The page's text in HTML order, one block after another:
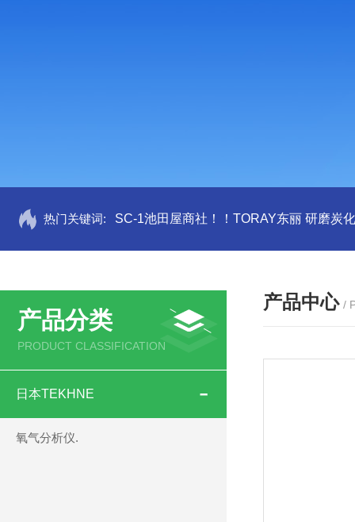
热门关键词: SC-1池田屋商社！！TORAY东丽 研磨炭
产品分类
PRODUCT CLASSIFICATION
日本TEKHNE
氧气分析仪.
产品中心 /